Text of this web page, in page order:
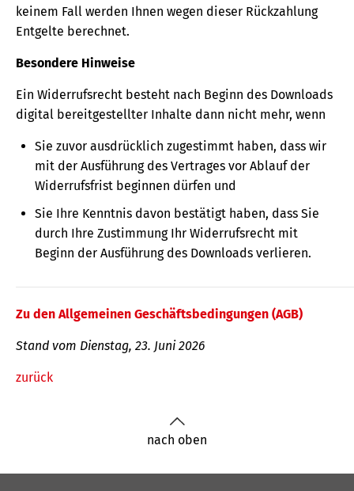
keinem Fall werden Ihnen wegen dieser Rückzahlung
Entgelte berechnet.
Besondere Hinweise
Ein Widerrufsrecht besteht nach Beginn des Downloads
digital bereitgestellter Inhalte dann nicht mehr, wenn
Sie zuvor ausdrücklich zugestimmt haben, dass wir
mit der Ausführung des Vertrages vor Ablauf der
Widerrufsfrist beginnen dürfen und
Sie Ihre Kenntnis davon bestätigt haben, dass Sie
durch Ihre Zustimmung Ihr Widerrufsrecht mit
Beginn der Ausführung des Downloads verlieren.
Zu den Allgemeinen Geschäftsbedingungen (AGB)
Stand vom Dienstag, 23. Juni 2026
zurück
nach oben